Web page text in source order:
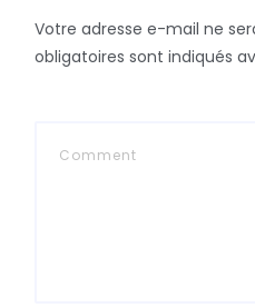
Votre adresse e-mail ne
obligatoires sont indiqués